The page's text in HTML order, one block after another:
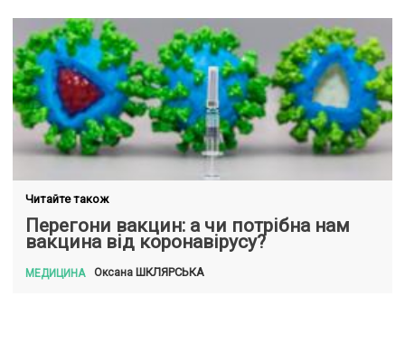
Читайте також
Перегони вакцин: а чи потрібна нам
вакцина від коронавірусу?
МЕДИЦИНА Оксана ШКЛЯРСЬКА